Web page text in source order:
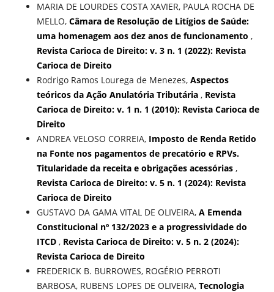
MARIA DE LOURDES COSTA XAVIER, PAULA ROCHA DE
MELLO, Câmara de Resolução de Litígios de Saúde:
uma homenagem aos dez anos de funcionamento ,
Revista Carioca de Direito: v. 3 n. 1 (2022): Revista
Carioca de Direito
Rodrigo Ramos Lourega de Menezes, Aspectos
teóricos da Ação Anulatória Tributária , Revista
Carioca de Direito: v. 1 n. 1 (2010): Revista Carioca de
Direito
ANDREA VELOSO CORREIA, Imposto de Renda Retido
na Fonte nos pagamentos de precatório e RPVs.
Titularidade da receita e obrigações acessórias ,
Revista Carioca de Direito: v. 5 n. 1 (2024): Revista
Carioca de Direito
GUSTAVO DA GAMA VITAL DE OLIVEIRA, A Emenda
Constitucional nº 132/2023 e a progressividade do
ITCD , Revista Carioca de Direito: v. 5 n. 2 (2024):
Revista Carioca de Direito
FREDERICK B. BURROWES, ROGÉRIO PERROTI
BARBOSA, RUBENS LOPES DE OLIVEIRA, Tecnologia